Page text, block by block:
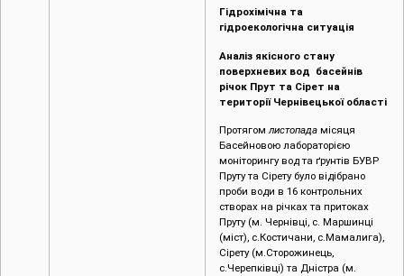
Гідрохімічна та
гідроекологічна ситуація
Аналіз якісного стану
поверхневих вод басейнів
річок Прут та Сірет на
території Чернівецької області
Протягомлистопада місяця
Басейновою лабораторією
моніторингу вод та ґрунтів БУВР
Пруту та Сірету було відібрано
проби води в 16 контрольних
створах на річках та притоках
Пруту (м. Чернівці, с. Маршинці
(міст), с.Костичани, с.Мамалига),
Сірету (м.Сторожинець,
с.Черепківці) та Дністра (м.